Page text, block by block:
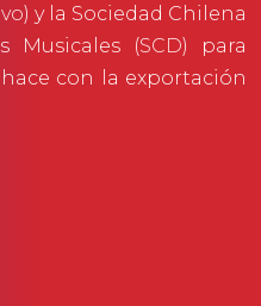
) y la Sociedad Chilena
Musicales (SCD) para
con la exportación